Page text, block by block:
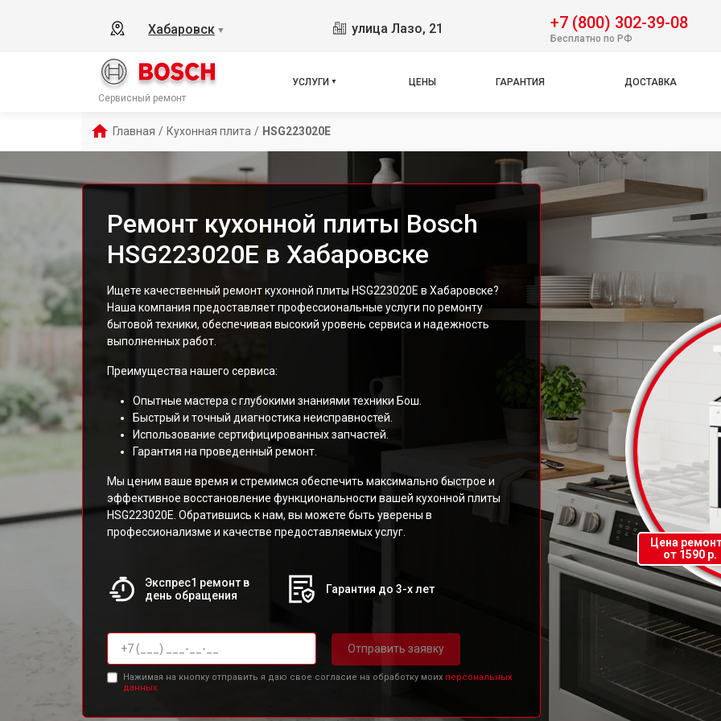
Хабаровск ▼ улица Лазо, 21 +7 (800) 302-39-08
Бесплатно по РФ
Сервисный ремонт
УСЛУГИ ЦЕНЫ ГАРАНТИЯ ДОСТАВКА
Главная / Кухонная плита / HSG223020E
Ремонт кухонной плиты Bosch
HSG223020E в Хабаровске
Ищете качественный ремонт кухонной плиты HSG223020E в Хабаровске?
Наша компания предоставляет профессиональные услуги по ремонту
бытовой техники, обеспечивая высокий уровень сервиса и надежность
выполненных работ.
Преимущества нашего сервиса:
Опытные мастера с глубокими знаниями техники Бош.
Быстрый и точный диагностика неисправностей.
Использование сертифицированных запчастей.
Гарантия на проведенный ремонт.
Мы ценим ваше время и стремимся обеспечить максимально быстрое и
эффективное восстановление функциональности вашей кухонной плиты
HSG223020E. Обратившись к нам, вы можете быть уверены в
профессионализме и качестве предоставляемых услуг.
Экспрес1 ремонт в
день обращения
Гарантия до 3-х лет
Отправить заявку
Нажимая на кнопку отправить я даю свое согласие на обработку моих персональных
данных.
Цена
от 1590 р.